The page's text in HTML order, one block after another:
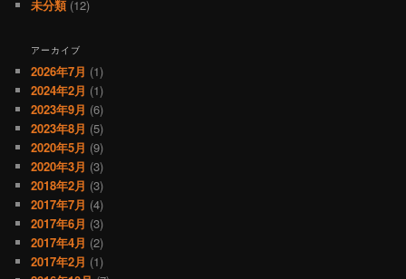
未分類(12)
アーカイブ
2026年7月 (1)
2024年2月 (1)
2023年9月 (6)
2023年8月 (5)
2020年5月 (9)
2020年3月 (3)
2018年2月 (3)
2017年7月 (4)
2017年6月 (3)
2017年4月 (2)
2017年2月 (1)